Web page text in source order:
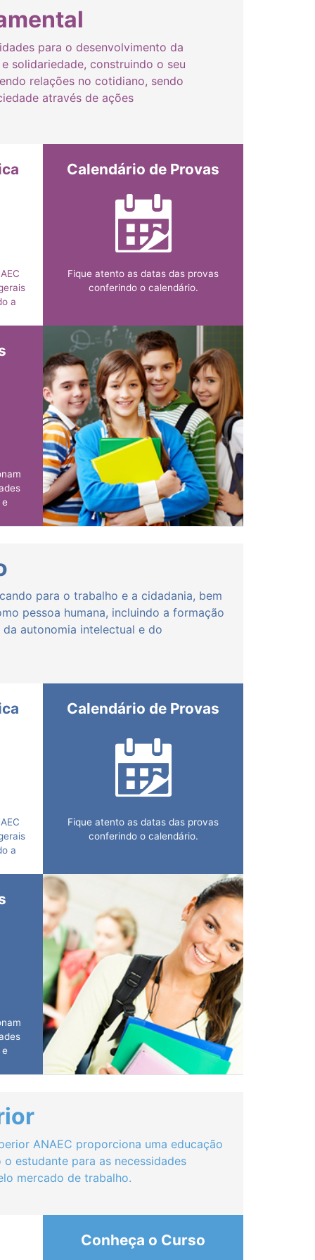
para o desenvolvimento da
solidariedade, construindo o seu
relações no cotidiano, sendo
através de ações
a
Calendário de Provas
Fique atento as datas das provas
conferindo o calendário.
e
para o trabalho e a cidadania, bem
pessoa humana, incluindo a formação
autonomia intelectual e do
a
e
Calendário de Provas
Fique atento as datas das provas
conferindo o calendário.
e
ANAEC proporciona uma educação
estudante para as necessidades
mercado de trabalho.
Conheça o Curso